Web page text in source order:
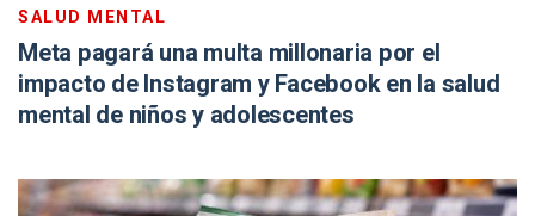
SALUD MENTAL
Meta pagará una multa millonaria por el
impacto de Instagram y Facebook en la salud
mental de niños y adolescentes